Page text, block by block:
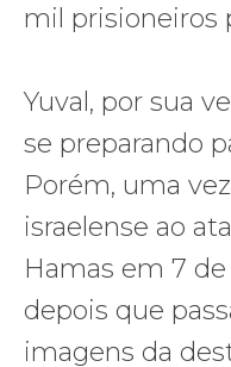
mil prisioneiros
Yuval, por sua
se preparando
Porém, uma
israelense ao
Hamas em 7
depois que
imagens da